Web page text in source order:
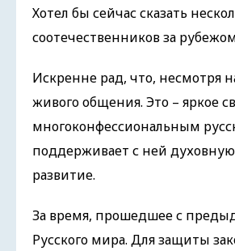
Хотел бы сейчас сказать
соотечественников за
Искренне рад, что, несмотря
живого общения. Это – яркое
многоконфессиональным
поддерживает с ней
развитие.
За время, прошедшее с
Русского мира. Для защиты